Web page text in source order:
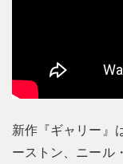
新作『ギャリー』
ーストン、ニール